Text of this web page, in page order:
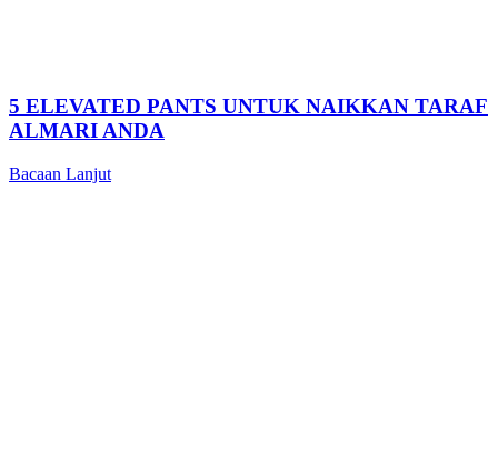
5 ELEVATED PANTS UNTUK NAIKKAN TARAF
ALMARI ANDA
Bacaan Lanjut